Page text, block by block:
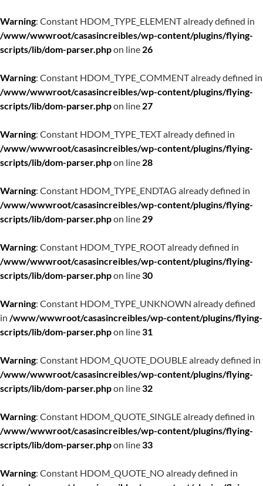
Warning: Constant HDOM_TYPE_ELEMENT already defined in
/www/wwwroot/casasincreibles/wp-content/plugins/flying-
scripts/lib/dom-parser.phpon line 26
Warning: Constant HDOM_TYPE_COMMENT already defined in
/www/wwwroot/casasincreibles/wp-content/plugins/flying-
scripts/lib/dom-parser.phpon line 27
Warning: Constant HDOM_TYPE_TEXT already defined in
/www/wwwroot/casasincreibles/wp-content/plugins/flying-
scripts/lib/dom-parser.phpon line 28
Warning: Constant HDOM_TYPE_ENDTAG already defined in
/www/wwwroot/casasincreibles/wp-content/plugins/flying-
scripts/lib/dom-parser.phpon line 29
Warning: Constant HDOM_TYPE_ROOT already defined in
/www/wwwroot/casasincreibles/wp-content/plugins/flying-
scripts/lib/dom-parser.phpon line30
Warning: Constant HDOM_TYPE_UNKNOWN already defined
in /www/wwwroot/casasincreibles/wp-content/plugins/flying-
scripts/lib/dom-parser.phpon line31
Warning: Constant HDOM_QUOTE_DOUBLE already defined in
/www/wwwroot/casasincreibles/wp-content/plugins/flying-
scripts/lib/dom-parser.phpon line32
Warning: Constant HDOM_QUOTE_SINGLE already defined in
/www/wwwroot/casasincreibles/wp-content/plugins/flying-
scripts/lib/dom-parser.phpon line33
Warning: Constant HDOM_QUOTE_NO already defined in